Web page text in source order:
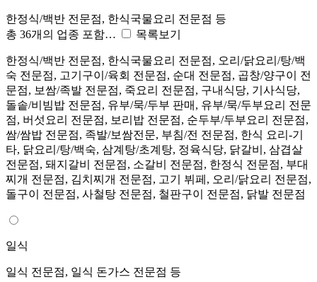
한정식/백반 전문점, 한식국물요리 전문점 등
총 36개의 업종 포함…
목록보기
한정식/백반 전문점, 한식국물요리 전문점, 오리/닭요리/탕/백
숙 전문점, 고기구이/육회 전문점, 순대 전문점, 곱창/양구이 전
문점, 보쌈/족발 전문점, 죽요리 전문점, 구내식당, 기사식당,
돌솥/비빔밥 전문점, 유부/묵/두부 판매, 유부/묵/두부요리 전문
점, 버섯요리 전문점, 보리밥 전문점, 순두부/두부요리 전문점,
쌈/쌈밥 전문점, 족발/보쌈전문, 부침/전 전문점, 한식 요리-기
타, 닭요리/탕/백숙, 삼계탕/초계탕, 정육식당, 닭갈비, 삼겹살
전문점, 돼지갈비 전문점, 소갈비 전문점, 한정식 전문점, 부대
찌개 전문점, 김치찌개 전문점, 고기 뷔페, 오리/닭요리 전문점,
돌구이 전문점, 사철탕 전문점, 철판구이 전문점, 닭발 전문점
일식
일식 전문점, 일식 돈가스 전문점 등